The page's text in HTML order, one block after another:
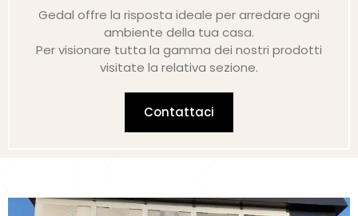
Gedal offre la risposta ideale per arredare ogni
ambiente della tua casa.
Per visionare tutta la gamma dei nostri prodotti
visitate la relativa sezione.
Contattaci